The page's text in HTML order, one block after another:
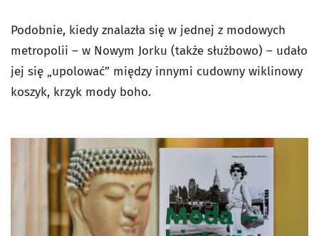
Podobnie, kiedy znalazła się w jednej z modowych
metropolii – w Nowym Jorku (także służbowo) – udało
jej się „upolować” między innymi cudowny wiklinowy
koszyk, krzyk mody boho.